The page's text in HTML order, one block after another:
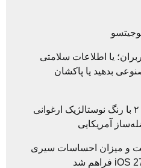
یا اطلاعات سلامتی
بدهید یا پاکشان
رونمایی از دوج چارجر ۲۰۲۷ با رنگ نوستالژیک ارغوانی
و میزان احساسات سیری